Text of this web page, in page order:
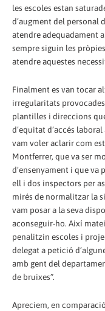
les escoles estan
d’augment del personal
atendre adequadament
sempre siguin les
atendre aquestes
Finalment es van tocar
irregularitats
plantilles i direccions
d’equitat d’accés
vam voler aclarir com
Montferrer, que va ser
d’ensenyament i que va
ell i dos inspectors per
mirés de normalitzar la
vam posar a la seva
aconseguir-ho. Així
penalitzin escoles i
delegat a petició
amb gent del
de bruixes”.
Apreciem, en